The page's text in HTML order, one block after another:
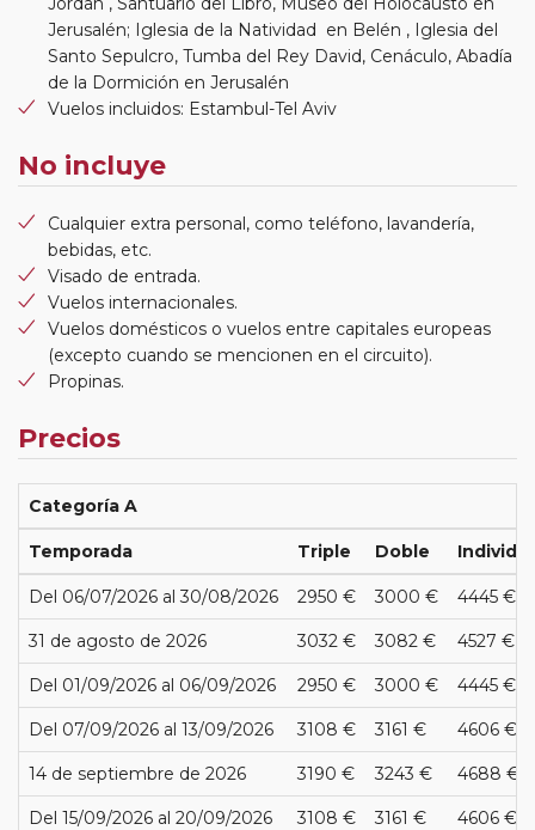
Jerusalén; Iglesia de la Natividad en Belén , Iglesia del
Santo Sepulcro, Tumba del Rey David, Cenáculo, Abadía
de la Dormición en Jerusalén
Vuelos incluidos: Estambul-Tel Aviv
No incluye
Cualquier extra personal, como teléfono, lavandería,
bebidas, etc.
Visado de entrada.
Vuelos internacionales.
Vuelos domésticos o vuelos entre capitales europeas
(excepto cuando se mencionen en el circuito).
Propinas.
Precios
Categoría A
Temporada Triple Doble
Del 06/07/2026 al 30/08/2026 2950 € 3000 € 4445 €
31 de agosto de 2026 3032 € 3082 € 4527 €
Del 01/09/2026 al 06/09/2026 2950 € 3000 € 4445 €
Del 07/09/2026 al 13/09/2026 3108 € 3161 € 4606 €
14 de septiembre de 2026 3190 € 3243 € 4688 €
Del 15/09/2026 al 20/09/2026 3108 € 3161 € 4606 €